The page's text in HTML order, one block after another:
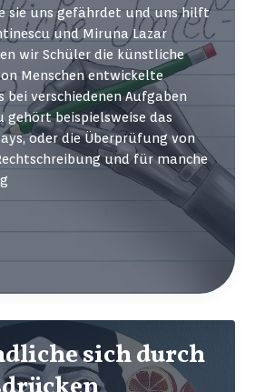
sie uns gefährdet und uns hilft
und Miruna Lazar
wir Schüler die künstliche
Menschen entwickelte
bei verschiedenen Aufgaben
beispielsweise das
oder die Überprüfung von
und für manche
sich durch